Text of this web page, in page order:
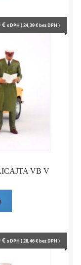
VB V
€ s DPH (24,39€bez DPH )
€ s DPH (28,46€bez DPH )